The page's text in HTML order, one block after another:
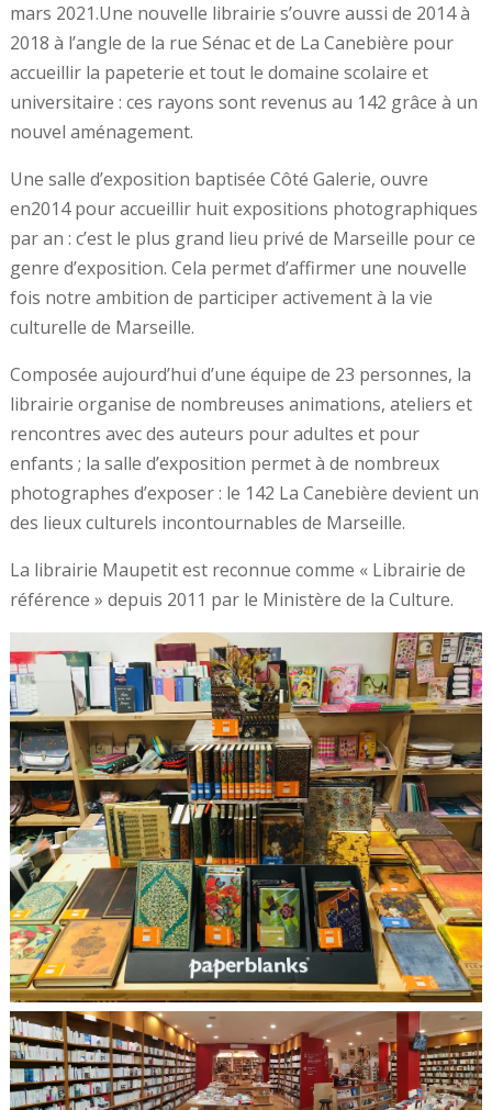
mars 2021.Une nouvelle librairie s’ouvre aussi de 2014 à
2018 à l’angle de la rue Sénac et de La Canebière pour
accueillir la papeterie et tout le domaine scolaire et
universitaire : ces rayons sont revenus au 142 grâce à un
nouvel aménagement.
Une salle d’exposition baptisée Côté Galerie, ouvre
en2014 pour accueillir huit expositions photographiques
par an : c’est le plus grand lieu privé de Marseille pour ce
genre d’exposition. Cela permet d’affirmer une nouvelle
fois notre ambition de participer activement à la vie
culturelle de Marseille.
Composée aujourd’hui d’une équipe de 23 personnes, la
librairie organise de nombreuses animations, ateliers et
rencontres avec des auteurs pour adultes et pour
enfants ; la salle d’exposition permet à de nombreux
photographes d’exposer : le 142 La Canebière devient un
des lieux culturels incontournables de Marseille.
La librairie Maupetit est reconnue comme « Librairie de
référence » depuis 2011 par le Ministère de la Culture.